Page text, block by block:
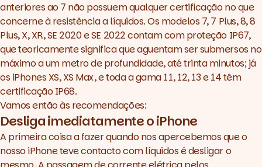
anteriores ao 7 não possuem qualquer certificação no que
concerne à resistência a líquidos. Os modelos 7, 7 Plus, 8, 8
Plus, X, XR, SE 2020 e SE 2022 contam com proteção IP67,
que teoricamente significa que aguentam ser submersos no
máximo a um metro de profundidade, até trinta minutos; já
os iPhones XS, XS Max, e toda a gama 11, 12, 13 e 14 têm
certificação IP68.
Vamos então às recomendações:
Desliga imediatamente o iPhone
A primeira coisa a fazer quando nos apercebemos que o
nosso iPhone teve contacto com líquidos é desligar o